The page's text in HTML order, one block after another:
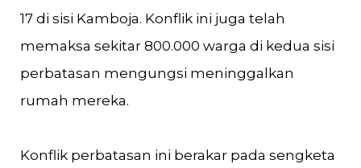
17 di sisi Kamboja. Konflik ini juga telah
memaksa sekitar 800.000 warga di kedua sisi
perbatasan mengungsi meninggalkan
rumah mereka.
Konflik perbatasan ini berakar pada sengketa